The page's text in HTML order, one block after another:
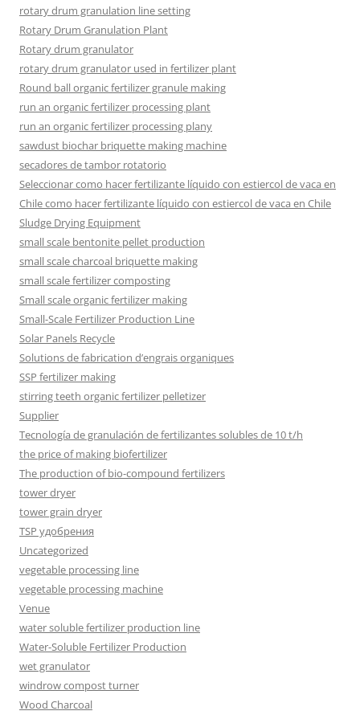
rotary drum granulation line setting
Rotary Drum Granulation Plant
Rotary drum granulator
rotary drum granulator used in fertilizer plant
Round ball organic fertilizer granule making
run an organic fertilizer processing plant
run an organic fertilizer processing plany
sawdust biochar briquette making machine
secadores de tambor rotatorio
Seleccionar como hacer fertilizante líquido con estiercol de vaca en
Chile como hacer fertilizante líquido con estiercol de vaca en Chile
Sludge Drying Equipment
small scale bentonite pellet production
small scale charcoal briquette making
small scale fertilizer composting
Small scale organic fertilizer making
Small-Scale Fertilizer Production Line
Solar Panels Recycle
Solutions de fabrication d’engrais organiques
SSP fertilizer making
stirring teeth organic fertilizer pelletizer
Supplier
Tecnología de granulación de fertilizantes solubles de 10 t/h
the price of making biofertilizer
The production of bio-compound fertilizers
tower dryer
tower grain dryer
TSP удобрения
Uncategorized
vegetable processing line
vegetable processing machine
Venue
water soluble fertilizer production line
Water-Soluble Fertilizer Production
wet granulator
windrow compost turner
Wood Charcoal